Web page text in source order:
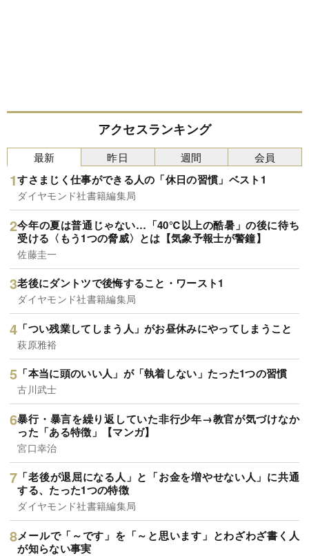
アクセスランキング
最新
すさまじく仕事ができる人の「休日の習慣」ベスト1
ダイヤモンド社書籍編集局
今年の夏は普通じゃない…「40℃以上の酷暑」の後に待ち
受ける〈もう1つの脅威〉とは【気象予報士が警鐘】
佐藤圭一
老後にダントツで後悔すること・ワースト1
ダイヤモンド社書籍編集局
「つい残業してしまう人」がお昼休みにやってしまうこと
萩原雅裕
「本当に頭のいい人」が「執着しない」たった1つの習慣
古川武士
暴行・暴言を繰り返していた非行少年→教官が気づけなか
った「ある特徴」【マンガ】
宮口幸治
「老後が退屈になる人」と「お金を増やせない人」に共通
する、たった1つの特徴
ダイヤモンド社書籍編集局
メールで「～です」を「～と思います」とわざわざ書く人
が知らない事実
昨日 週間 会員